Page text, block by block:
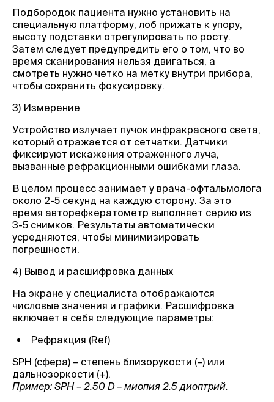
Подбородок пациента нужно установить на
специальную платформу, лоб прижать к упору,
высоту подставки отрегулировать по росту.
Затем следует предупредить его о том, что во
время сканирования нельзя двигаться, а
смотреть нужно четко на метку внутри прибора,
чтобы сохранить фокусировку.
3) Измерение
Устройство излучает пучок инфракрасного света,
который отражается от сетчатки. Датчики
фиксируют искажения отраженного луча,
вызванные рефракционными ошибками глаза.
В целом процесс занимает у врача-офтальмолога
около 2-5 секунд на каждую сторону. За это
время авторефкератометр выполняет серию из
3-5 снимков. Результаты автоматически
усредняются, чтобы минимизировать
погрешности.
4) Вывод и расшифровка данных
На экране у специалиста отображаются
числовые значения и графики. Расшифровка
включает в себя следующие параметры:
Рефракция (Ref)
SPH (сфера) – степень близорукости (–) или
дальнозоркости (+).
Пример: SPH – 2.50 D – миопия 2.5 диоптрий.